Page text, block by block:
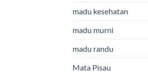
madu kesehatan
madu murni
madu randu
Mata Pisau